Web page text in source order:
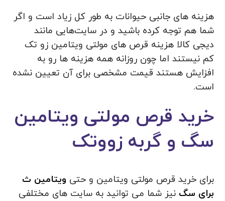
هزینه های جانبی حیوانات به طور کل زیاد است و اگر
شما هم توجه کرده باشید و در سایت‌هایی مانند
دیجی کالا هزینه قرص های مولتی ویتامین زو تک
کم نیستند اما چون روزانه همه هزینه ها رو به
افزایش هستند قیمت مشخصی برای آن تعیین نشده
است.
خرید قرص مولتی ویتامین
سگ و گربه زووتک
برای خرید قرص مولتی ویتامین و حتی ویتامین ث
برای سگ نیز شما می توانید به سایت های مختلفی